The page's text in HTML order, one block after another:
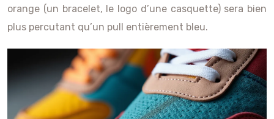
orange (un bracelet, le logo d’une casquette) sera bien
plus percutant qu’un pull entièrement bleu.